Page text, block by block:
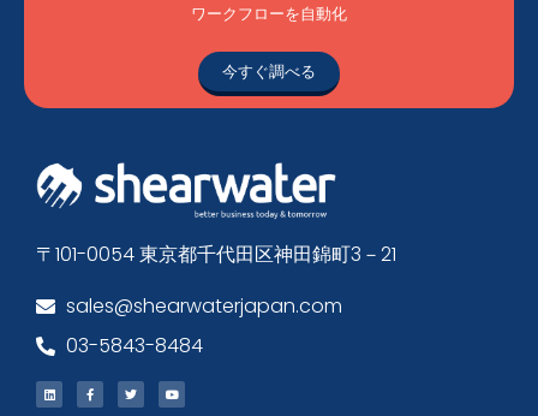
ワークフローを自動化
今すぐ調べる
〒101-0054 東京都千代田区神田錦町3－21
sales@shearwaterjapan.com
03-5843-8484